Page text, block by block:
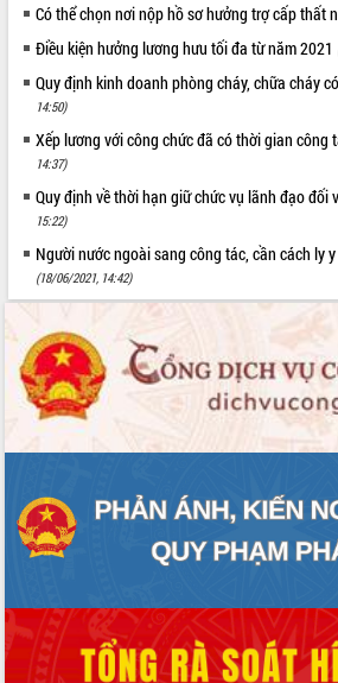
Có thể chọn nơi nộp hồ sơ hưởng trợ cấp thất
Điều kiện hưởng lương hưu tối đa từ năm 2021
Quy định kinh doanh phòng cháy, chữa cháy
14:50)
Xếp lương với công chức đã có thời gian công
14:37)
Quy định về thời hạn giữ chức vụ lãnh đạo đối
15:22)
Người nước ngoài sang công tác, cần cách ly
(18/06/2021, 14:42)